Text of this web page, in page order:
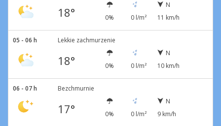
18° 0% 0 l/m²
N
11 km/h
05 - 06 h Lekkie zachmurzenie
18° 0% 0 l/m²
N
10 km/h
06 - 07 h Bezchmurnie
17° 0% 0 l/m²
N
9 km/h